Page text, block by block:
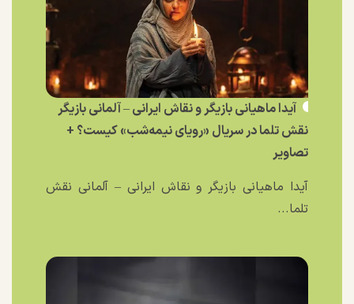
آیدا ماهیانی بازیگر و نقاش ایرانی – آلمانی بازیگر
نقش تلما در سریال «رویای نیمه‌شب» کیست؟ +
تصاویر
آیدا ماهیانی بازیگر و نقاش ایرانی – آلمانی نقش
تلما...